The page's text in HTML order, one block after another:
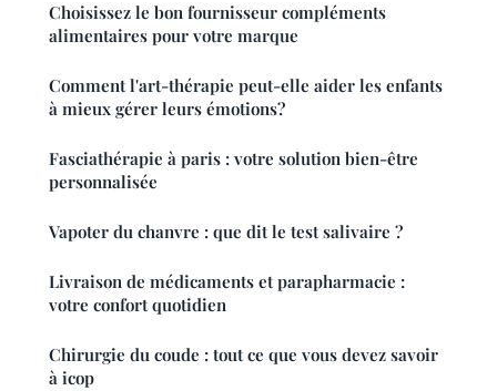
Choisissez le bon fournisseur compléments
alimentaires pour votre marque
Comment l'art-thérapie peut-elle aider les enfants
à mieux gérer leurs émotions?
Fasciathérapie à paris : votre solution bien-être
personnalisée
Vapoter du chanvre : que dit le test salivaire ?
Livraison de médicaments et parapharmacie :
votre confort quotidien
Chirurgie du coude : tout ce que vous devez savoir
à icop